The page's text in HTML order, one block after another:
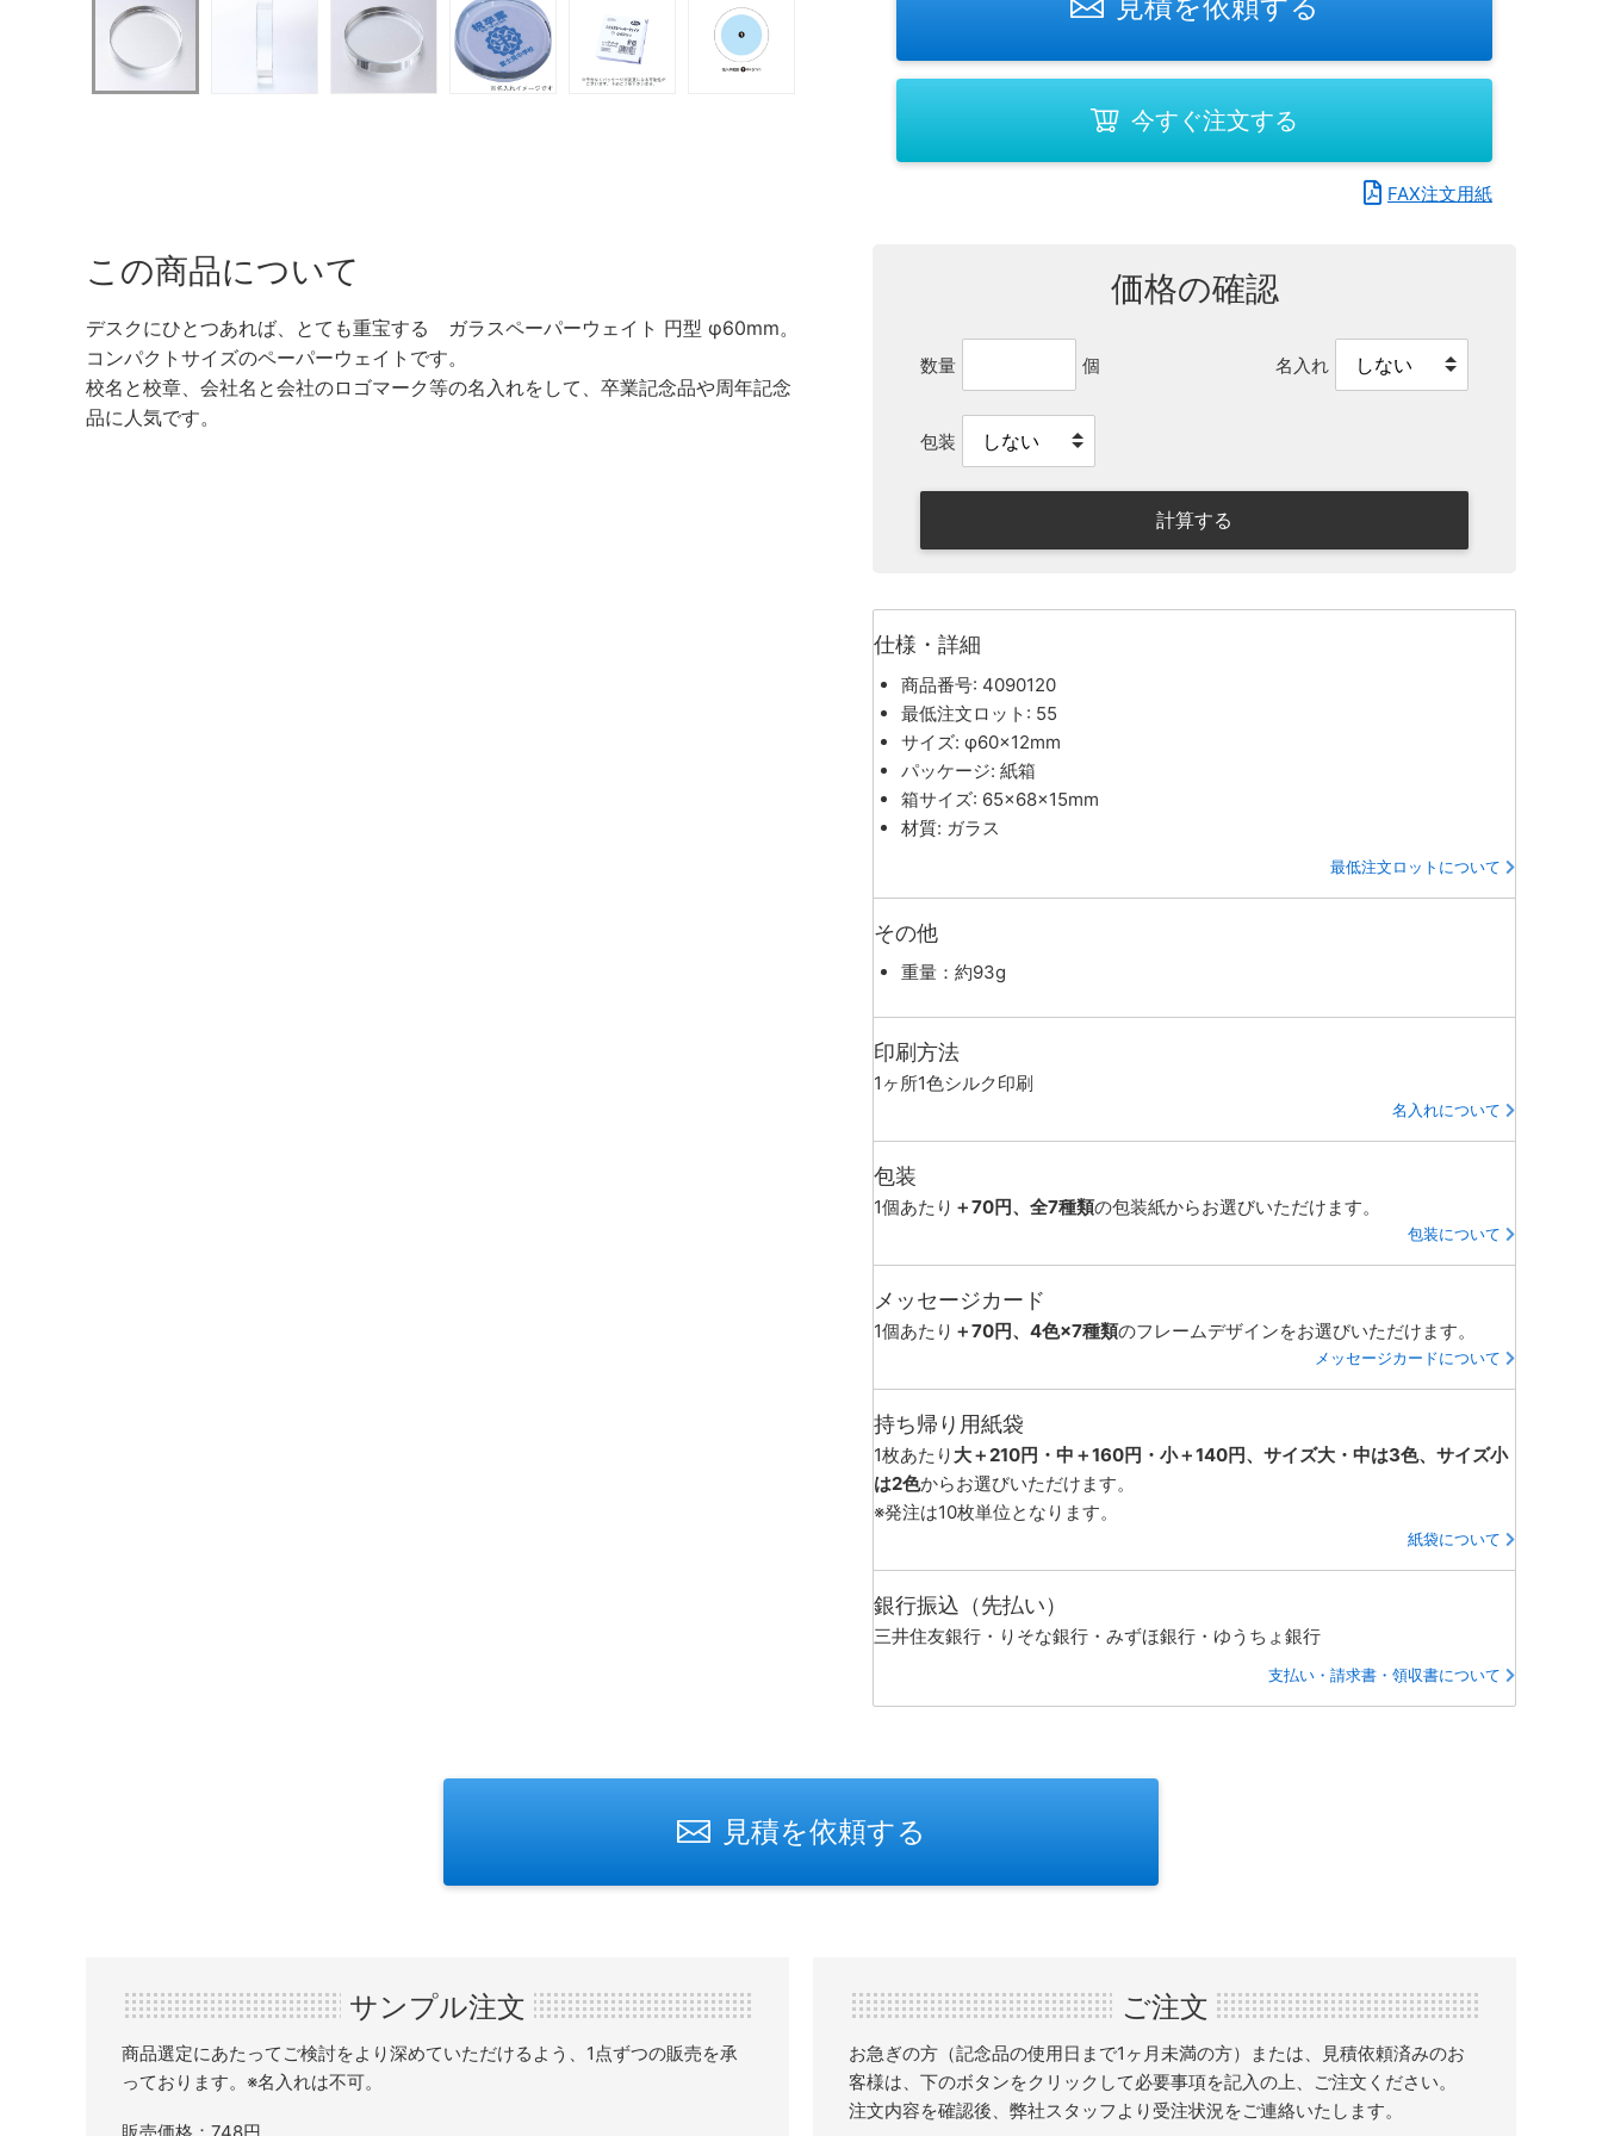
今すぐ注文する
FAX注文用紙
この商品について
デスクにひとつあれば、とても重宝する ガラスペーパーウェイト 円型 φ60mm。
コンパクトサイズのペーパーウェイトです。
校名と校章、会社名と会社のロゴマーク等の名入れをして、卒業記念品や周年記念
品に人気です。
価格の確認
数量 個 名入れ
包装
計算する
仕様・詳細
商品番号: 4090120
最低注文ロット: 55
サイズ: φ60×12mm
パッケージ: 紙箱
箱サイズ: 65×68×15mm
材質: ガラス
最低注文ロットについて
その他
重量：約93g
印刷方法
1ヶ所1色シルク印刷
名入れについて
包装
1個あたり ＋70円、全7種類の包装紙からお選びいただけます。
包装について
メッセージカード
1個あたり ＋70円、4色×7種類のフレームデザインをお選びいただけます。
メッセージカードについて
持ち帰り用紙袋
1枚あたり 大＋210円・中＋160円・小＋140円、サイズ大・中は3色、サイズ小
は2色からお選びいただけます。
※発注は10枚単位となります。
紙袋について
銀行振込（先払い）
三井住友銀行・りそな銀行・みずほ銀行・ゆうちょ銀行
支払い・請求書・領収書について
見積を依頼する
サンプル注文
商品選定にあたってご検討をより深めていただけるよう、1点ずつの販売を承
っております。※名入れは不可。
ご注文
お急ぎの方（記念品の使用日まで1ヶ月未満の方）または、見積依頼済みのお
客様は、下のボタンをクリックして必要事項を記入の上、ご注文ください。
注文内容を確認後、弊社スタッフより受注状況をご連絡いたします。